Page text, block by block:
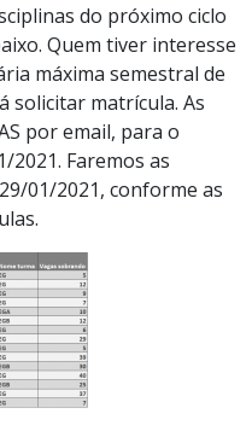
do próximo ciclo
Quem tiver interesse
máxima semestral de
solicitar matrícula. As
por email, para o
Faremos as
01/2021, conforme as